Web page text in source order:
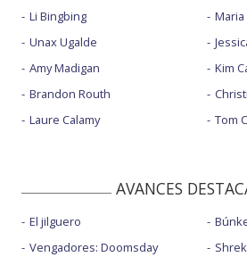
Li Bingbing
Unax Ugalde
Amy Madigan
Brandon Routh
Laure Calamy
Maria
Kim
Tom
AVANCES
El jilguero
Vengadores: Doomsday